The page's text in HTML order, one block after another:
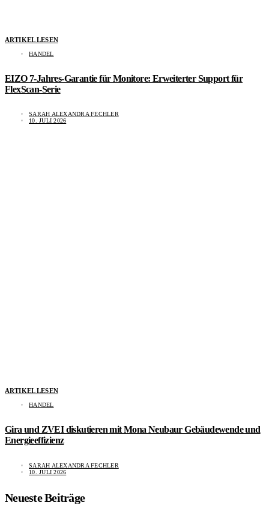
ARTIKEL LESEN
HANDEL
EIZO 7-Jahres-Garantie für Monitore: Erweiterter Support für
FlexScan-Serie
SARAH ALEXANDRA FECHLER
10. JULI 2026
ARTIKEL LESEN
HANDEL
Gira und ZVEI diskutieren mit Mona Neubaur Gebäudewende und
Energieeffizienz
SARAH ALEXANDRA FECHLER
10. JULI 2026
Neueste Beiträge